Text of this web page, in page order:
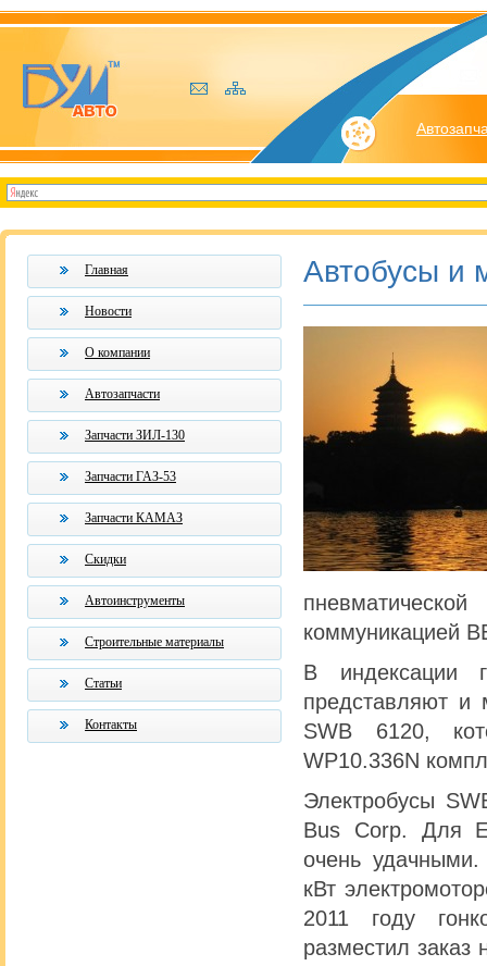
Главная
Новости
О компании
Автозапчасти
Запчасти ЗИЛ-130
Запчасти ГАЗ-53
Запчасти КАМАЗ
Скидки
Автоинструменты
Строительные материалы
Статьи
Контакты
Автобусы и
коммуникацией
В индексации
представляют и
SWB 6120,
WP10.336N
Электробусы
Bus Corp. Для
очень удачными.
кВт
2011 году
разместил